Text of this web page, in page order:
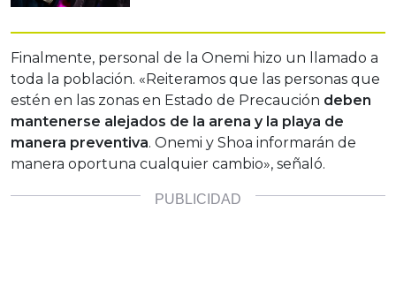
Finalmente, personal de la Onemi hizo un llamado a
toda la población. «Reiteramos que las personas que
estén en las zonas en Estado de Precaución deben
mantenerse alejados de la arena y la playa de
manera preventiva. Onemi y Shoa informarán de
manera oportuna cualquier cambio», señaló.